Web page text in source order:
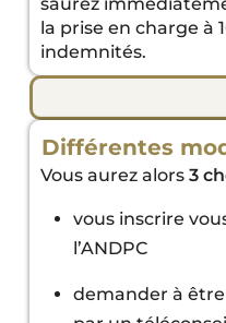
la prise en charge à
indemnités.
Différentes
Vous aurez alors 3
vous inscrire
l’ANDPC
demander à